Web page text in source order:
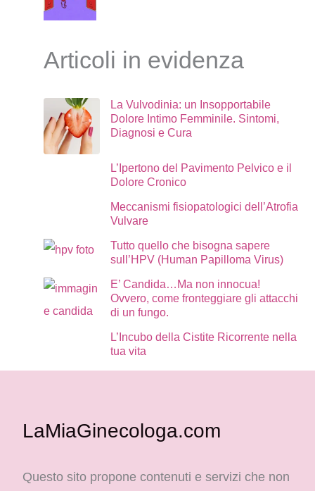
Articoli in evidenza
La Vulvodinia: un Insopportabile
Dolore Intimo Femminile. Sintomi,
Diagnosi e Cura
L’Ipertono del Pavimento Pelvico e il
Dolore Cronico
Meccanismi fisiopatologici dell’Atrofia
Vulvare
Tutto quello che bisogna sapere
sull’HPV (Human Papilloma Virus)
E’ Candida…Ma non innocua!
Ovvero, come fronteggiare gli attacchi
di un fungo.
L’Incubo della Cistite Ricorrente nella
tua vita
LaMiaGinecologa.com
Questo sito propone contenuti e servizi che non